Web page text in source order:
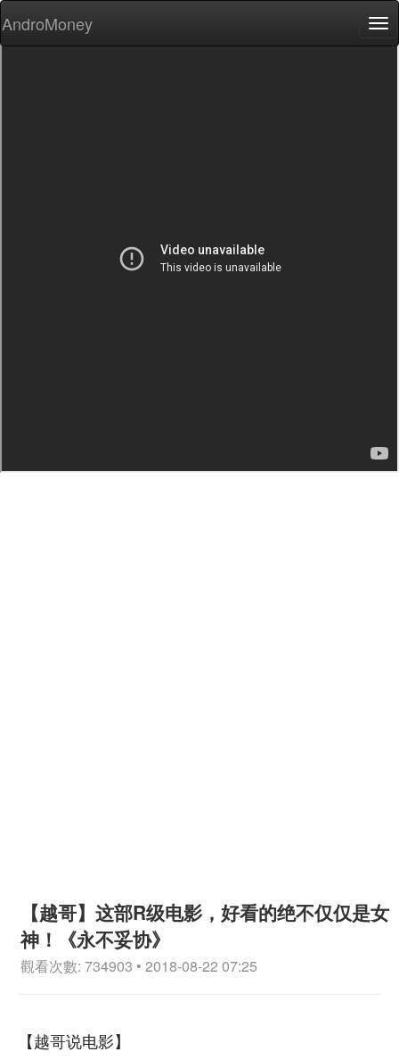
AndroMoney
【越哥】这部R级电影，好看的绝不仅仅是女
神！《永不妥协》
觀看次數: 734903 • 2018-08-22 07:25
【越哥说电影】